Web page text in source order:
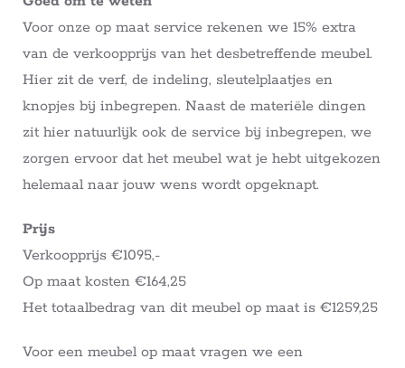
Voor onze op maat service rekenen we 15% extra
van de verkoopprijs van het desbetreffende meubel.
Hier zit de verf, de indeling, sleutelplaatjes en
knopjes bij inbegrepen. Naast de materiële dingen
zit hier natuurlijk ook de service bij inbegrepen, we
zorgen ervoor dat het meubel wat je hebt uitgekozen
helemaal naar jouw wens wordt opgeknapt.
Prijs
Verkoopprijs €1095,-
Op maat kosten €164,25
Het totaalbedrag van dit meubel op maat is €1259,25
Voor een meubel op maat vragen we een